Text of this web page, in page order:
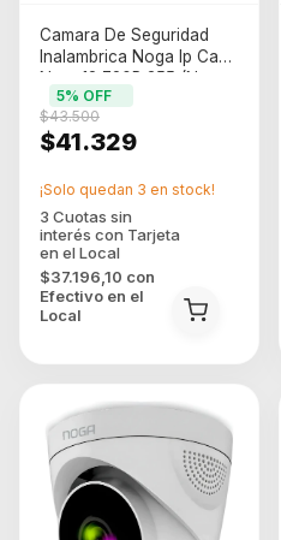
Camara De Seguridad
Inalambrica Noga Ip Cam
Ngw-12 720P 355 (Ngw-
12)
$41.329
$43.500
5% OFF
$37.196,10 con
Efectivo en el
Local
¡Solo quedan 3 en stock!